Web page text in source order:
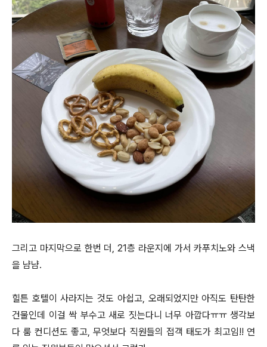
그리고 마지막으로 한번 더, 21층 라운지에 가서 카푸치노와 스낵
을 냠냠.
힐튼 호텔이 사라지는 것도 아쉽고, 오래되었지만 아직도 탄탄한
건물인데 이걸 싹 부수고 새로 짓는다니 너무 아깝다ㅠㅠ 생각보
다 룸 컨디션도 좋고, 무엇보다 직원들의 접객 태도가 최고임!! 연